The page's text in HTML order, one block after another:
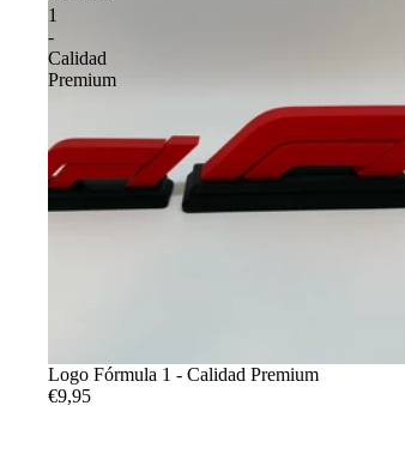
1
-
Calidad
Premium
Logo Fórmula 1 - Calidad Premium
€9,95